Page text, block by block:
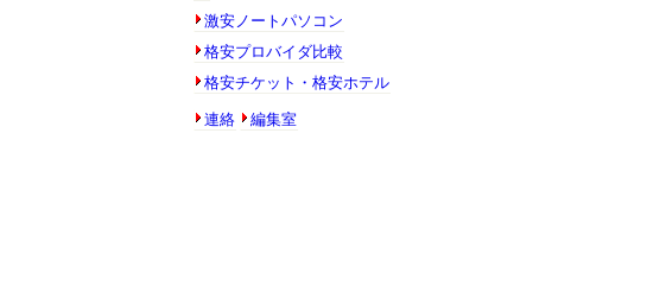
激安ノートパソコン
格安プロバイダ比較
格安チケット・格安ホテル
連絡 編集室